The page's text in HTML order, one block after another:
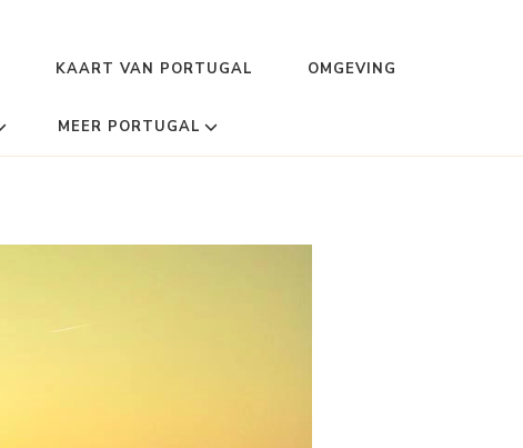
KAART VAN PORTUGAL OMGEVING
MEER PORTUGAL